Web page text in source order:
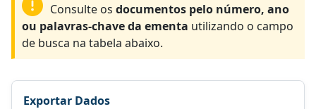
Consulte os documentos pelo número, ano
ou palavras-chave da ementa utilizando o campo
de busca na tabela abaixo.
Exportar Dados